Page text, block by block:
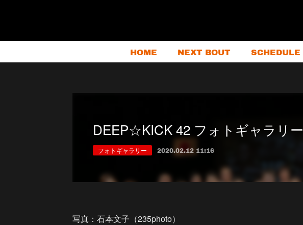
HOME NEXT BOUT SCHEDULE
DEEP☆KICK 42 フォトギャラリー
フォトギャラリー 2020.02.12 11:16
写真：石本文子（235photo）